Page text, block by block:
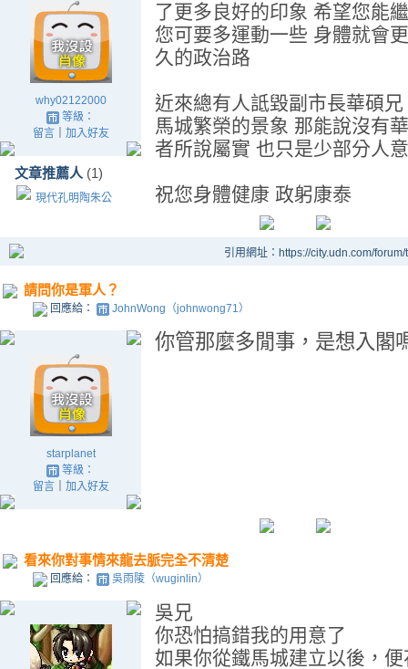
why02122000
等級：
留言｜ 加入好友
文章推薦人 (1)
現代孔明陶朱公
了更多良好的印象 希望您能
您可要多運動一些 身體就會
久的政治路
近來總有人詆毀副市長華碩
馬城繁榮的景象 那能說沒有
者所說屬實 也只是少部分人
祝您身體健康 政躬康泰
引用網址：https://city.udn.com/
請問你是軍人？
回應給： JohnWong（johnwong71）
starplanet
等級：
留言｜ 加入好友
你管那麼多閒事，是想入閣
看來你對事情來龍去脈完全不清楚
回應給： 吳雨陵（wuginlin）
吳兄
你恐怕搞錯我的用意了
如果你從鐵馬城建立以後，